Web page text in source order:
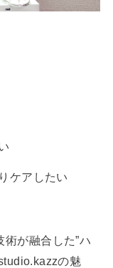
ケアしたい
が融合した”ハ
の魅